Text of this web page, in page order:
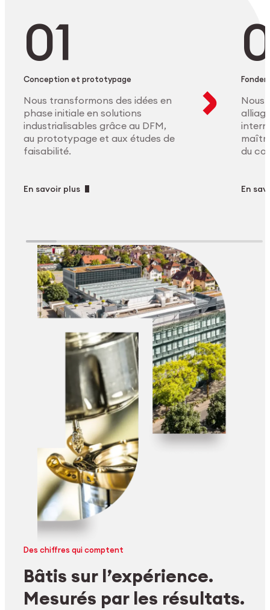
Conception et prototypage
Nous transformons des idées en
phase initiale en solutions
industrialisables grâce au DFM,
au prototypage et aux études de
faisabilité.
En savoir plus
Nous
du
En
Des chiffres qui comptent
Bâtis sur l’expérience.
Mesurés par les résultats.